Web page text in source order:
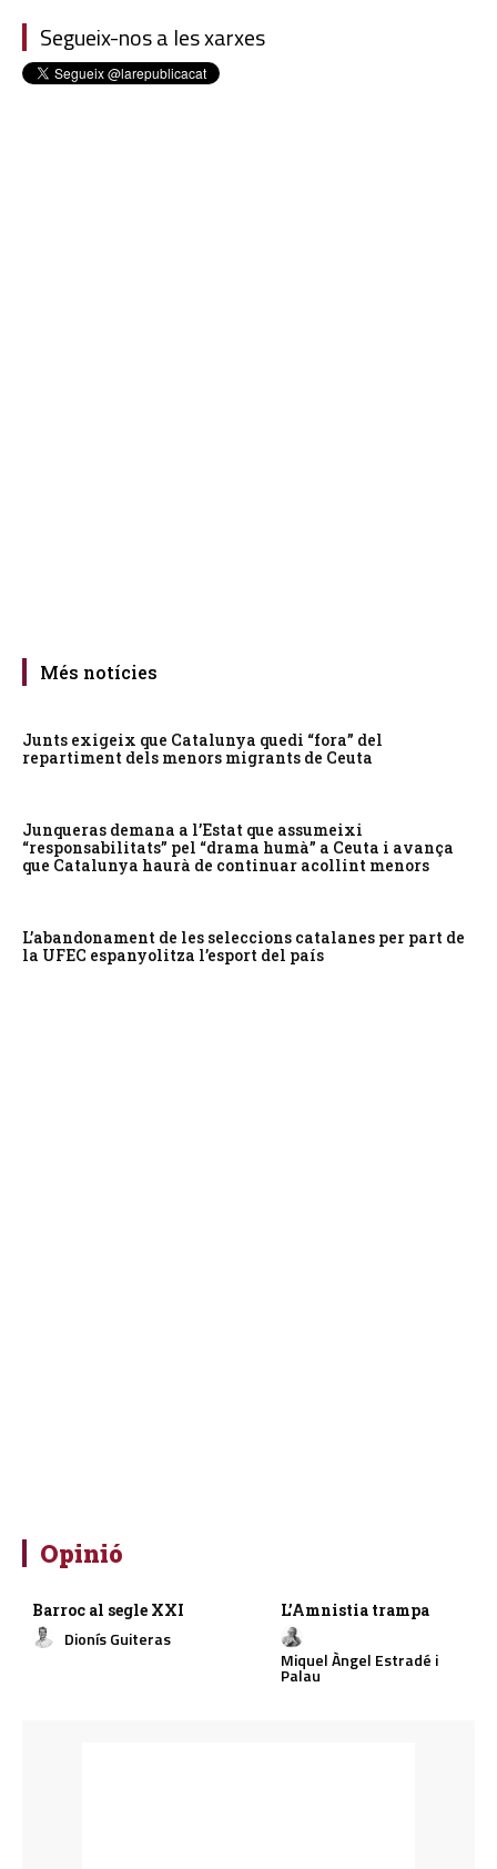
Segueix-nos a les xarxes
Més notícies
Junts exigeix que Catalunya quedi “fora” del
repartiment dels menors migrants de Ceuta
Junqueras demana a l’Estat que assumeixi
“responsabilitats” pel “drama humà” a Ceuta i avança
que Catalunya haurà de continuar acollint menors
L’abandonament de les seleccions catalanes per part de
la UFEC espanyolitza l’esport del país
Opinió
Barroc al segle XXI
Dionís Guiteras
L’Amnistia trampa
Miquel Àngel Estradé i
Palau